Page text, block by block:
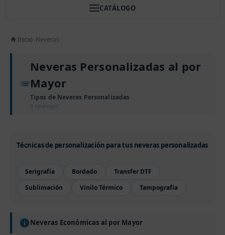
CATÁLOGO
Inicio Neveras
Neveras Personalizadas al por
Mayor
Tipos de Neveras Personalizadas
0 catálogos
Técnicas de personalización para tus neveras personalizadas
Serigrafía Bordado
Transfer DTF
Sublimación
Vinilo Térmico Tampografía
Neveras Económicas al por Mayor